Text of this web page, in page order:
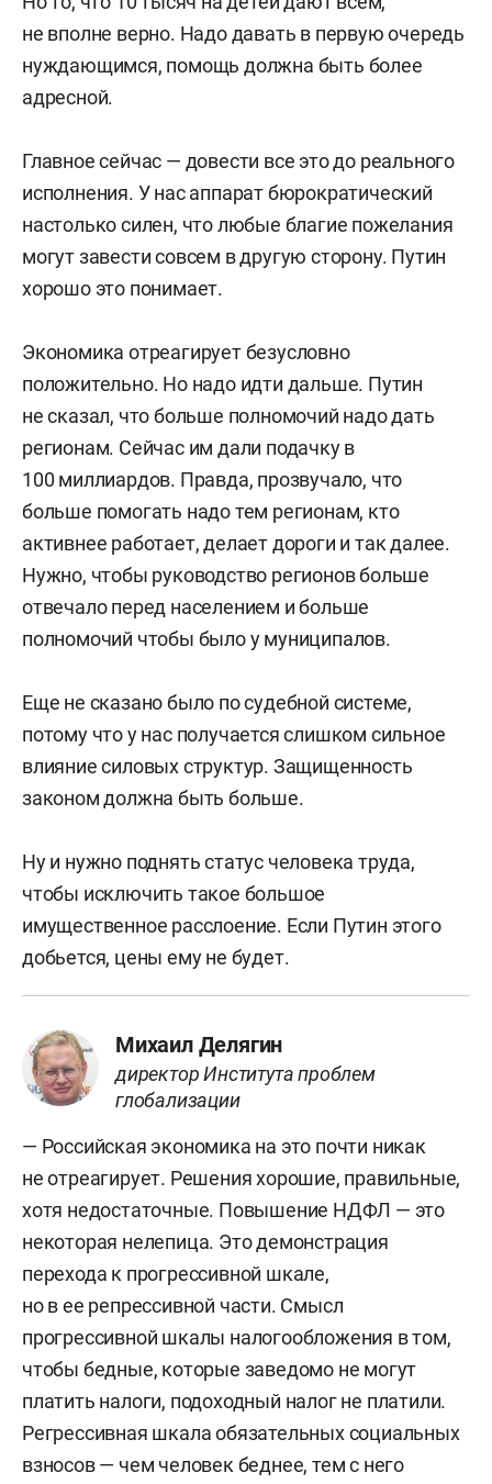
не вполне верно. Надо давать в первую очередь
нуждающимся, помощь должна быть более
адресной.
Главное сейчас — довести все это до реального
исполнения. У нас аппарат бюрократический
настолько силен, что любые благие пожелания
могут завести совсем в другую сторону. Путин
хорошо это понимает.
Экономика отреагирует безусловно
положительно. Но надо идти дальше. Путин
не сказал, что больше полномочий надо дать
регионам. Сейчас им дали подачку в
100 миллиардов. Правда, прозвучало, что
больше помогать надо тем регионам, кто
активнее работает, делает дороги и так далее.
Нужно, чтобы руководство регионов больше
отвечало перед населением и больше
полномочий чтобы было у муниципалов.
Еще не сказано было по судебной системе,
потому что у нас получается слишком сильное
влияние силовых структур. Защищенность
законом должна быть больше.
Ну и нужно поднять статус человека труда,
чтобы исключить такое большое
имущественное расслоение. Если Путин этого
добьется, цены ему не будет.
Михаил Делягин
директор Института проблем
глобализации
— Российская экономика на это почти никак
не отреагирует. Решения хорошие, правильные,
хотя недостаточные. Повышение НДФЛ — это
некоторая нелепица. Это демонстрация
перехода к прогрессивной шкале,
но в ее репрессивной части. Смысл
прогрессивной шкалы налогообложения в том,
чтобы бедные, которые заведомо не могут
платить налоги, подоходный налог не платили.
Регрессивная шкала обязательных социальных
взносов — чем человек беднее, тем с него